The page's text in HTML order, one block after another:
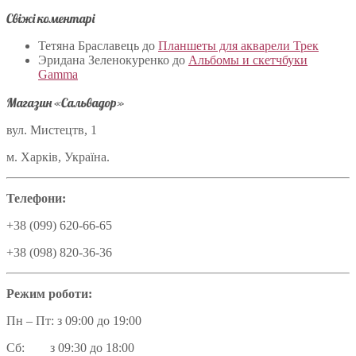
Свіжі коментарі
Тетяна Браславець до Планшеты для акварели Трек
Эридана Зеленокуренко до Альбомы и скетчбуки
Gamma
Магазин «Сальвадор»
вул. Мистецтв, 1
м. Харків, Україна.
Телефони:
+38 (099) 620-66-65
+38 (098) 820-36-36
Режим роботи:
Пн – Пт: з 09:00 до 19:00
Сб: з 09:30 до 18:00